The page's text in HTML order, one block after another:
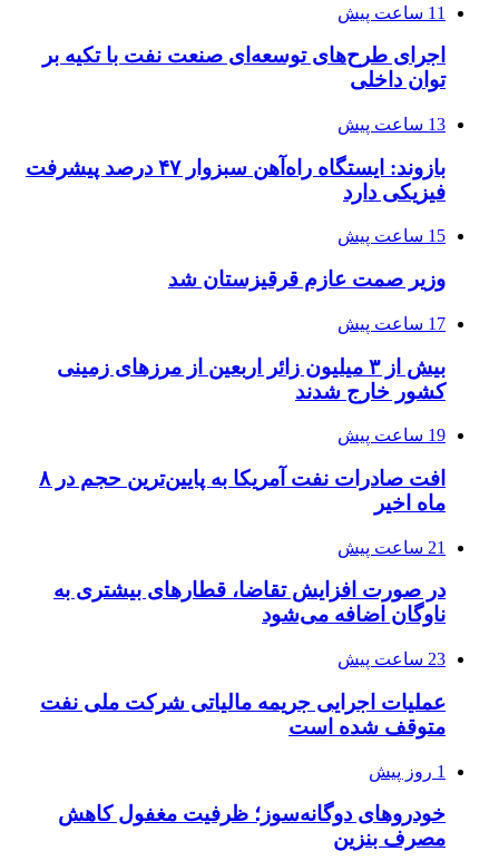
11 ساعت پیش
اجرای طرح‌های توسعه‌ای صنعت نفت با تکیه بر
توان داخلی
13 ساعت پیش
بازوند: ایستگاه راه‌آهن سبزوار ۴۷ درصد پیشرفت
فیزیکی دارد
15 ساعت پیش
وزیر صمت عازم قرقیزستان شد
17 ساعت پیش
بیش از ۳ میلیون زائر اربعین از مرزهای زمینی
کشور خارج شدند
19 ساعت پیش
افت صادرات نفت آمریکا به پایین‌ترین حجم در ۸
ماه اخیر
21 ساعت پیش
در صورت افزایش تقاضا، قطارهای بیشتری به
ناوگان اضافه می‌شود
23 ساعت پیش
عملیات اجرایی جریمه مالیاتی شرکت ملی نفت
متوقف شده است
1 روز پیش
خودروهای دوگانه‌سوز؛ ظرفیت مغفول کاهش
مصرف بنزین